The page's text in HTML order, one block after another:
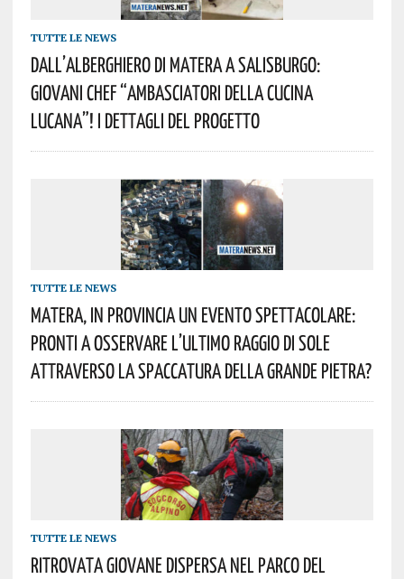
TUTTE LE NEWS
Dall’Alberghiero Di Matera A Salisburgo:
Giovani Chef “ambasciatori Della Cucina
Lucana”! I Dettagli Del Progetto
TUTTE LE NEWS
Matera, In Provincia Un Evento Spettacolare:
Pronti A Osservare L’ultimo Raggio Di Sole
Attraverso La Spaccatura Della Grande Pietra?
TUTTE LE NEWS
Ritrovata Giovane Dispersa Nel Parco Del